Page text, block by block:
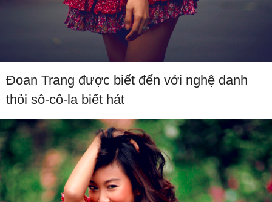
Đoan Trang được biết đến với nghệ danh
thỏi sô-cô-la biết hát